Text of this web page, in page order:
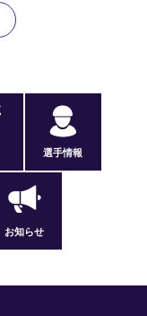
選手情報
お知らせ